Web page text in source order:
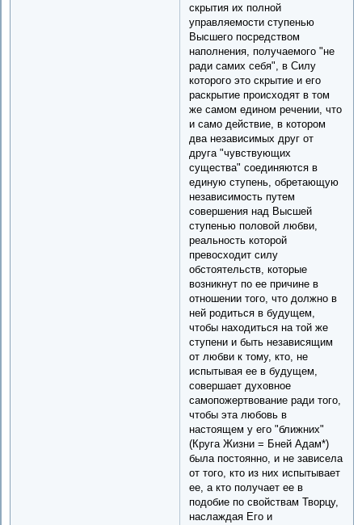
скрытия их полной
управляемости ступенью
Высшего посредством
наполнения, получаемого "не
ради самих себя", в Силу
которого это скрытие и его
раскрытие происходят в том
же самом едином речении, что
и само действие, в котором
два независимых друг от
друга "чувствующих
существа" соединяются в
единую ступень, обретающую
независимость путем
совершения над Высшей
ступенью половой любви,
реальность которой
превосходит силу
обстоятельств, которые
возникнут по ее причине в
отношении того, что должно в
ней родиться в будущем,
чтобы находиться на той же
ступени и быть независящим
от любви к тому, кто, не
испытывая ее в будущем,
совершает духовное
самопожертвование ради того,
чтобы эта любовь в
настоящем у его "ближних"
(Круга Жизни = Бней Адам*)
была постоянно, и не зависела
от того, кто из них испытывает
ее, а кто получает ее в
подобие по свойствам Творцу,
наслаждая Его и